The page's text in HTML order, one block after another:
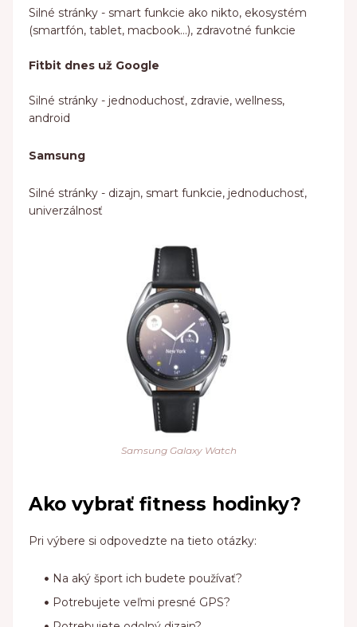
Silné stránky - smart funkcie ako nikto, ekosystém
(smartfón, tablet, macbook...), zdravotné funkcie
Fitbit dnes už Google
Silné stránky - jednoduchosť, zdravie, wellness,
android
Samsung
Silné stránky - dizajn, smart funkcie, jednoduchosť,
univerzálnosť
Samsung Galaxy Watch
Ako vybrať fitness hodinky?
Pri výbere si odpovedzte na tieto otázky:
Na aký šport ich budete používať?
Potrebujete veľmi presné GPS?